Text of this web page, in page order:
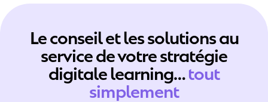
Le conseil et les solutions au
service de votre stratégie
digitale learning…tout
simplement